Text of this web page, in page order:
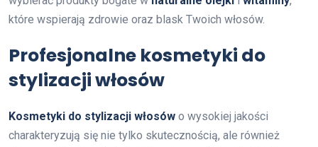
które wspierają zdrowie oraz blask Twoich włosów.
Profesjonalne kosmetyki do
stylizacji włosów
Kosmetyki do stylizacji włosów o wysokiej jakości
charakteryzują się nie tylko skutecznością, ale również